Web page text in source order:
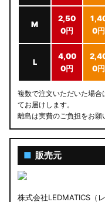
M
2,50
0円
0円
L
4,00
0円
0円
複数で注文いただいた場
てお届けします。
離島は実費のご負担をお願
■ 販売元
株式会社LEDMATICS（